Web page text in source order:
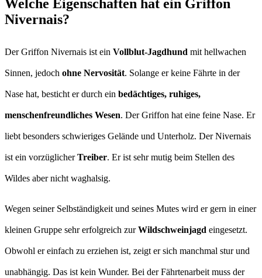
Welche Eigenschaften hat ein Griffon
Nivernais?
Der Griffon Nivernais ist ein Vollblut-Jagdhund mit hellwachen
Sinnen, jedoch ohne Nervosität. Solange er keine Fährte in der
Nase hat, besticht er durch ein bedächtiges, ruhiges,
menschenfreundliches Wesen. Der Griffon hat eine feine Nase. Er
liebt besonders schwieriges Gelände und Unterholz. Der Nivernais
ist ein vorzüglicherTreiber. Er ist sehr mutig beim Stellen des
Wildes aber nicht waghalsig.
Wegen seiner Selbständigkeit und seines Mutes wird er gern in einer
kleinen Gruppe sehr erfolgreich zurWildschweinjagd eingesetzt.
Obwohl er einfach zu erziehen ist, zeigt er sich manchmal stur und
unabhängig. Das ist kein Wunder. Bei der Fährtenarbeit muss der